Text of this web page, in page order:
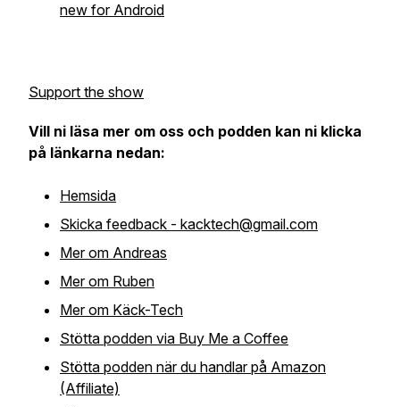
new for Android
Support the show
Vill ni läsa mer om oss och podden kan ni klicka
på länkarna nedan:
Hemsida
Skicka feedback - kacktech@gmail.com
Mer om Andreas
Mer om Ruben
Mer om Käck-Tech
Stötta podden via Buy Me a Coffee
Stötta podden när du handlar på Amazon
(Affiliate)